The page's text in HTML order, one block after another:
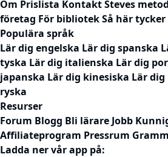
Om Prislista KontaktSteves metod
företag För bibliotekSå här tycker
Populära språk
Lär dig engelska Lär dig spanska
tyska Lär dig italienska Lär dig
japanska Lär dig kinesiska Lär
ryska
Resurser
Forum Blogg Bli lärare Jobb
Affiliateprogram Pressrum
Ladda ner vår app på: